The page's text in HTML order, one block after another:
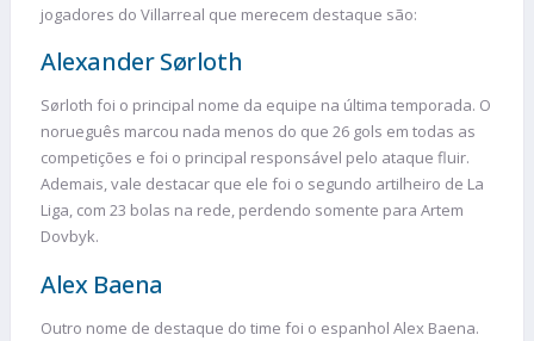
jogadores do Villarreal que merecem destaque são:
Alexander Sørloth
Sørloth foi o principal nome da equipe na última temporada. O
norueguês marcou nada menos do que 26 gols em todas as
competições e foi o principal responsável pelo ataque fluir.
Ademais, vale destacar que ele foi o segundo artilheiro de La
Liga, com 23 bolas na rede, perdendo somente para Artem
Dovbyk.
Alex Baena
Outro nome de destaque do time foi o espanhol Alex Baena.